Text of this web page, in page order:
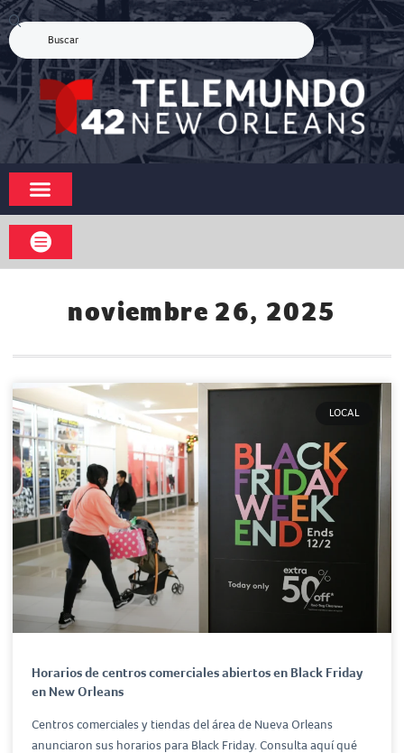
noviembre 26, 2025
LOCAL
Horarios de centros comerciales abiertos en Black Friday
en New Orleans
Centros comerciales y tiendas del área de Nueva Orleans
anunciaron sus horarios para Black Friday. Consulta aquí qué